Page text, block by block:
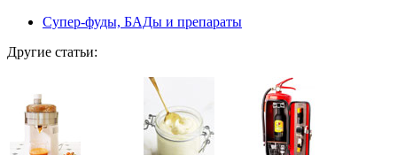
Супер-фуды, БАДы и препараты
Другие статьи: